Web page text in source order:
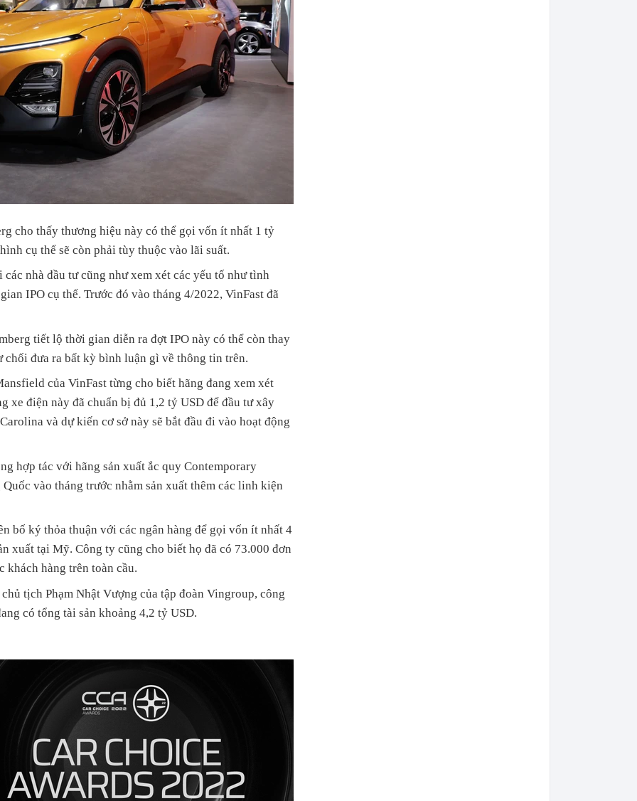
cho thấy thương hiệu này có thể gọi vốn ít nhất 1 tỷ
cụ thể sẽ còn phải tùy thuộc vào lãi suất.
nhà đầu tư cũng như xem xét các yếu tố như tình
IPO cụ thể. Trước đó vào tháng 4/2022, VinFast đã
tiết lộ thời gian diễn ra đợt IPO này có thể còn thay
chối đưa ra bất kỳ bình luận gì về thông tin trên.
của VinFast từng cho biết hãng đang xem xét
xe điện này đã chuẩn bị đủ 1,2 tỷ USD để đầu tư xây
và dự kiến cơ sở này sẽ bắt đầu đi vào hoạt động
hợp tác với hãng sản xuất ắc quy Contemporary
vào tháng trước nhằm sản xuất thêm các linh kiện
bố ký thỏa thuận với các ngân hàng để gọi vốn ít nhất 4
xuất tại Mỹ. Công ty cũng cho biết họ đã có 73.000 đơn
khách hàng trên toàn cầu.
tịch Phạm Nhật Vượng của tập đoàn Vingroup, công
có tổng tài sản khoảng 4,2 tỷ USD.